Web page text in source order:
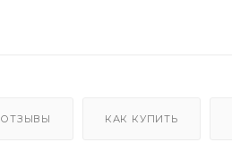
ОТЗЫВЫ КАК КУПИТЬ